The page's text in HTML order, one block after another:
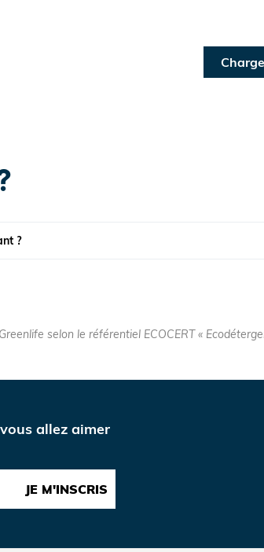
?
selon le référentiel ECOCERT «
allez aimer
JE M'INSCRIS